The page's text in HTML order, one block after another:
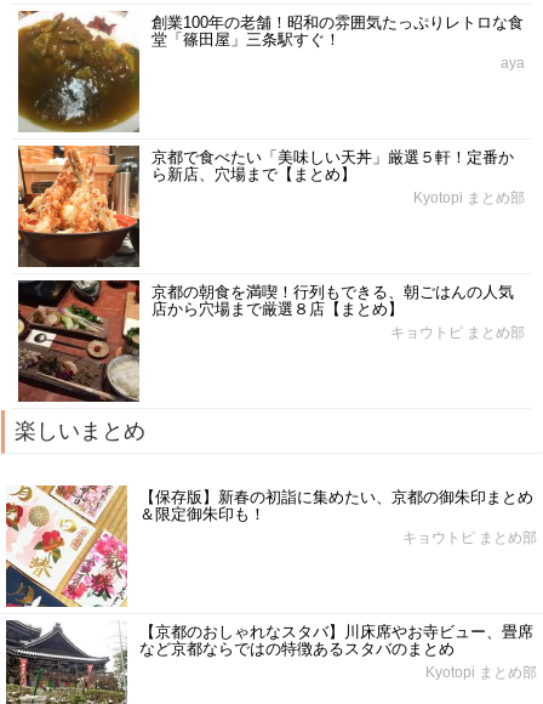
創業100年の老舗！昭和の雰囲気たっぷりレトロな食
堂「篠田屋」三条駅すぐ！
aya
京都で食べたい「美味しい天丼」厳選５軒！定番か
ら新店、穴場まで【まとめ】
Kyotopi まとめ部
京都の朝食を満喫！行列もできる、朝ごはんの人気
店から穴場まで厳選８店【まとめ】
キョウトピ まとめ部
楽しいまとめ
【保存版】新春の初詣に集めたい、京都の御朱印まとめ
＆限定御朱印も！
キョウトピ まとめ部
【京都のおしゃれなスタバ】川床席やお寺ビュー、畳席
など京都ならではの特徴あるスタバのまとめ
Kyotopi まとめ部